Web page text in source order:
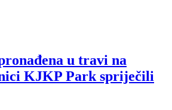
u travi na
KJKP Park spriječili